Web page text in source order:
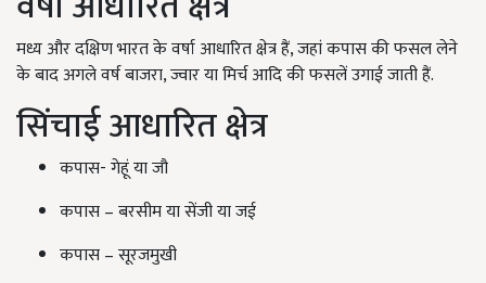
मध्य और दक्षिण भारत के वर्षा आधारित क्षेत्र हैं, जहां कपास की फसल लेने
के बाद अगले वर्ष बाजरा, ज्वार या मिर्च आदि की फसलें उगाई जाती हैं.
सिंचाई आधारित क्षेत्र
कपास- गेहूं या जौ
कपास – बरसीम या सेंजी या जई
कपास – सूरजमुखी